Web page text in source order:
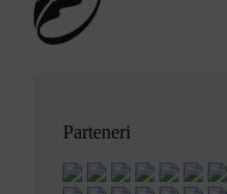
Parteneri